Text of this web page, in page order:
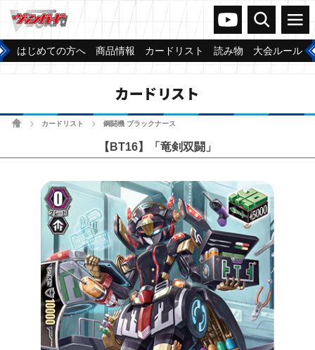
ヴァンガードch
検索 メニュー
はじめての方へ 商品情報 カードリスト 読み物 大会ルール
カードリスト
ホームカードリスト 鋼闘機 ブラックナース
【BT16】「竜剣双闘」